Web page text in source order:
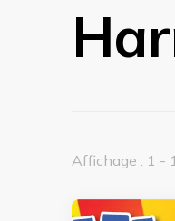
Affichage : 1 -